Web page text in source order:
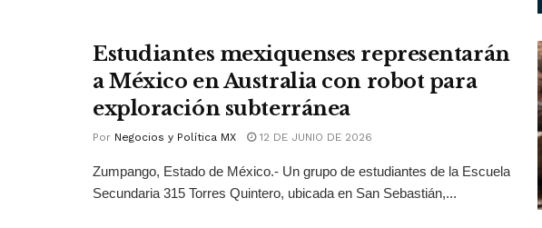
Estudiantes mexiquenses representarán
a México en Australia con robot para
exploración subterránea
Por Negocios y Política MX 12 DE JUNIO DE 2026
Zumpango, Estado de México.- Un grupo de estudiantes de la Escuela
Secundaria 315 Torres Quintero, ubicada en San Sebastián,...